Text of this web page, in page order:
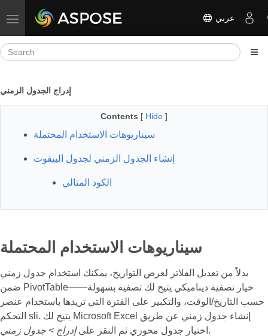
Toggle navigation عربي
إدراج الجدول الزمني
Contents [ Hide ]
سيناريوهات الاستخدام المحتملة
إنشاء الجدول الزمني لجدول البيفوت
الكود المثالي
سيناريوهات الاستخدام المحتملة
بدلاً من تعديل الفلاتر لعرض التواريخ، يمكنك استخدام جدول زمني
ضمن PivotTable——خيار تصفية ديناميكي يتيح لك تصفية بسهولة
حسب التاريخ/الوقت، والتكبير على الفترة التي تريدها باستخدام عنصر
التحكم sli. يتيح لك Microsoft Excel إنشاء جدول زمني عن طريق
اختيار جدول محوري ثم النقر علىإدراج > جدول زمني
.